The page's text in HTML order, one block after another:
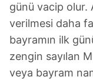
günü vacip olur.
verilmesi daha
bayramın ilk
zengin sayılan
veya bayram